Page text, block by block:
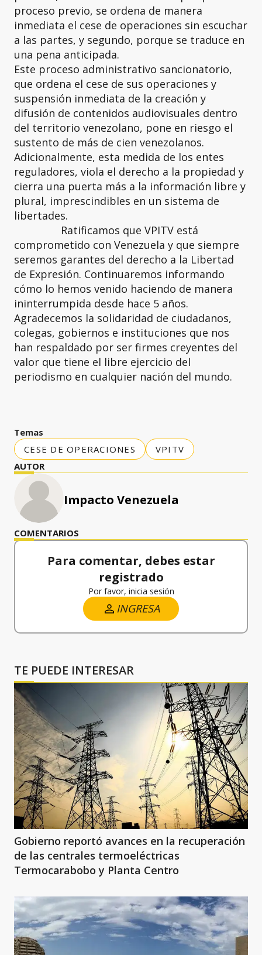
proceso previo, se ordena de manera
inmediata el cese de operaciones sin escuchar
a las partes, y segundo, porque se traduce en
una pena anticipada.
Este proceso administrativo sancionatorio,
que ordena el cese de sus operaciones y
suspensión inmediata de la creación y
difusión de contenidos audiovisuales dentro
del territorio venezolano, pone en riesgo el
sustento de más de cien venezolanos.
Adicionalmente, esta medida de los entes
reguladores, viola el derecho a la propiedad y
cierra una puerta más a la información libre y
plural, imprescindibles en un sistema de
libertades.
Ratificamos que VPITV está
comprometido con Venezuela y que siempre
seremos garantes del derecho a la Libertad
de Expresión. Continuaremos informando
cómo lo hemos venido haciendo de manera
ininterrumpida desde hace 5 años.
Agradecemos la solidaridad de ciudadanos,
colegas, gobiernos e instituciones que nos
han respaldado por ser firmes creyentes del
valor que tiene el libre ejercicio del
periodismo en cualquier nación del mundo.
Temas
CESE DE OPERACIONES
VPITV
AUTOR
Impacto Venezuela
COMENTARIOS
Para comentar, debes estar
registrado
Por favor, inicia sesión
INGRESA
TE PUEDE INTERESAR
Gobierno reportó avances en la recuperación
de las centrales termoeléctricas
Termocarabobo y Planta Centro